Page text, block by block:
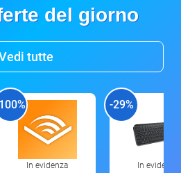
del giorno
tutte
In evidenza
-29%
In evidenza